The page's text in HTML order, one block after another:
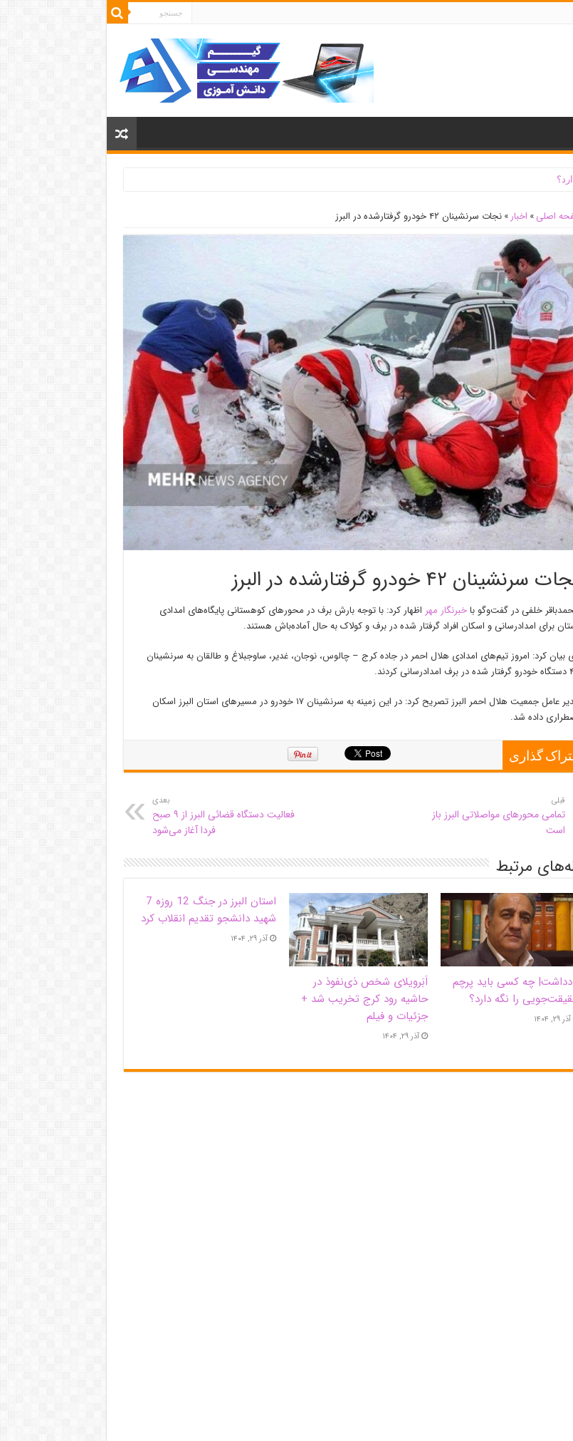
اصلی » اخبار » نجات سرنشینان ۴۲ خودرو گرفتارشده در البرز
سرنشینان ۴۲ خودرو گرفتارشده در البرز
خلفیدر گفت‌وگو باخبرنگار مهر اظهار کرد: با توجه بارش برف در محورهای کوهستانی پایگاه‌های امدادی
برای امدادرسانی و اسکان افراد گرفتار شده در برف و کولاک به حال آماده‌باش هستند.
بیان کرد: امروز تیم‌های امدادی هلال احمر در جاده کرج – چالوس،نوجان، غدیر، ساوجبلاغ و طالقان به سرنشینان
کردند.
مدیر عامل جمعیت هلال احمر البرز تصریح کرد: در این زمینه به سرنشینان ۱۷ خودرو در مسیرهای استان البرز اسکان
داده شد.
گذاری
قبلی
تمامی محورهای مواصلاتی البرز باز
است
بعدی
فعالیت دستگاه قضائی البرز از ۹ صبح
فردا آغاز می‌شود
مرتبط
‌چه کسی باید پرچم
را نگه دارد؟
آذر ۲۹, ۱۴۰۴
اَبَر‌ویلای شخص ذی‌نفوذ در
حاشیه‌ رود کرج تخریب شد +
جزئیات و فیلم
آذر ۲۹, ۱۴۰۴
استان البرز در جنگ 12 روزه 7
شهید دانشجو تقدیم انقلاب کرد
آذر ۲۹, ۱۴۰۴